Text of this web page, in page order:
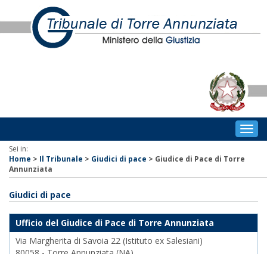
Sei in:
Home > Il Tribunale > Giudici di pace > Giudice di Pace di Torre
Annunziata
Giudici di pace
Ufficio del Giudice di Pace di Torre Annunziata
Via Margherita di Savoia 22 (Istituto ex Salesiani)